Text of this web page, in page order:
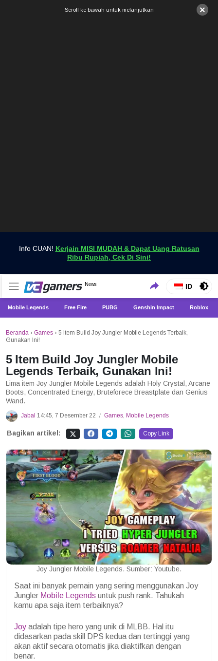
×
Scroll ke bawah untuk melanjutkan
Info CUAN! Kerjain MISI MUDAH & Dapat Uang Ratusan
Ribu Rupiah, Cek Di Sini!
VCGamers News
News
Dapatkan Berita Games Terbaru Hanya di VCGamers
ID
Mobile Legends Free Fire PUBG Genshin Impact Roblox
Beranda › Games › 5 Item Build Joy Jungler Mobile Legends Terbaik,
Gunakan Ini!
5 Item Build Joy Jungler Mobile
Legends Terbaik, Gunakan Ini!
Lima item Joy Jungler Mobile Legends adalah Holy Crystal, Arcane
Boots, Concentrated Energy, Bruteforece Breastplate dan Genius
Wand.
Jabal 14:45, 7 Desember 22 / Games, Mobile Legends
Bagikan artikel: Copy Link
Joy Jungler Mobile Legends. Sumber: Youtube.
Saat ini banyak pemain yang sering menggunakan Joy
Jungler Mobile Legends untuk push rank. Tahukah
kamu apa saja item terbaiknya?
Joy adalah tipe hero yang unik di MLBB. Hal itu
didasarkan pada skill DPS kedua dan tertinggi yang
akan aktif secara otomatis jika diaktifkan dengan
benar.